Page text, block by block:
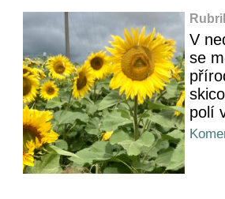
V
se
polí